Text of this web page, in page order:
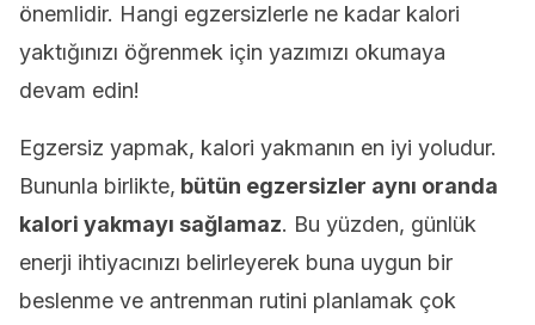
önemlidir. Hangi egzersizlerle ne kadar kalori
yaktığınızı öğrenmek için yazımızı okumaya
devam edin!
Egzersiz yapmak, kalori yakmanın en iyi yoludur.
Bununla birlikte, bütün egzersizler aynı oranda
kalori yakmayı sağlamaz. Bu yüzden, günlük
enerji ihtiyacınızı belirleyerek buna uygun bir
beslenme ve antrenman rutini planlamak çok